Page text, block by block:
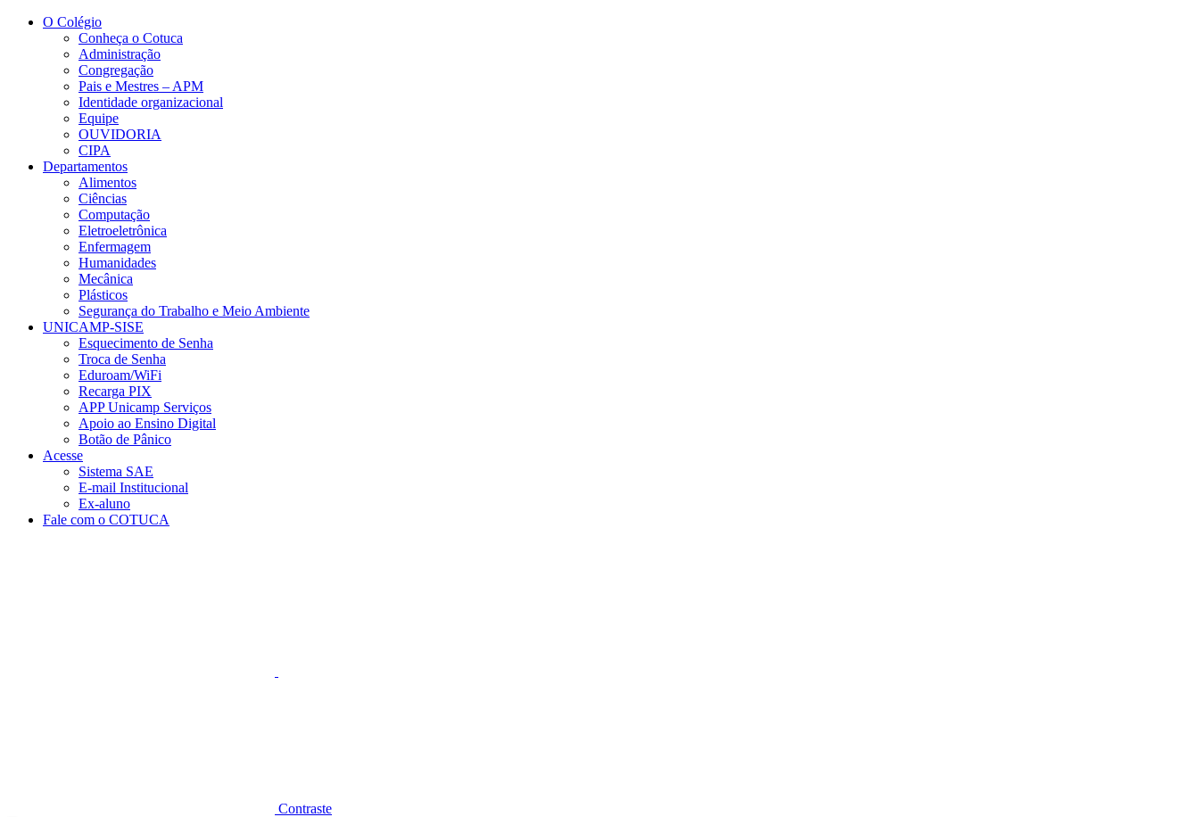
Conteúdo principal
O Colégio
Conheça o Cotuca
Administração
Congregação
Pais e Mestres – APM
Identidade organizacional
Equipe
OUVIDORIA
CIPA
Departamentos
Alimentos
Ciências
Computação
Eletroeletrônica
Enfermagem
Humanidades
Mecânica
Plásticos
Segurança do Trabalho e Meio Ambiente
UNICAMP-SISE
Esquecimento de Senha
Troca de Senha
Eduroam/WiFi
Recarga PIX
APP Unicamp Serviços
Apoio ao Ensino Digital
Botão de Pânico
Acesse
Sistema SAE
E-mail Institucional
Ex-aluno
Fale com o COTUCA
Contraste